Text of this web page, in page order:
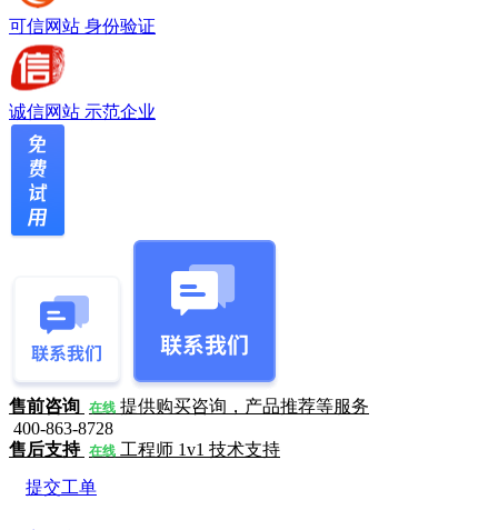
可信网站 身份验证
诚信网站 示范企业
售前咨询 在线 提供购买咨询，产品推荐等服务
400-863-8728
售后支持 在线 工程师 1v1 技术支持
提交工单